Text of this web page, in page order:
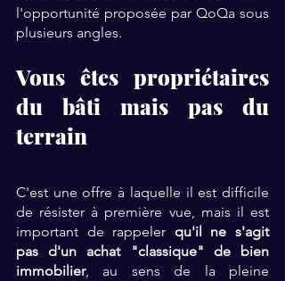
l'opportunité proposée par QoQa sous
plusieurs angles.
Vous êtes propriétaires
du bâti mais pas du
terrain
C'est une offre à laquelle il est difficile
de résister à première vue, mais il est
important de rappeler qu'il ne s'agit
pas d'un achat "classique" de bien
immobilier, au sens de la pleine